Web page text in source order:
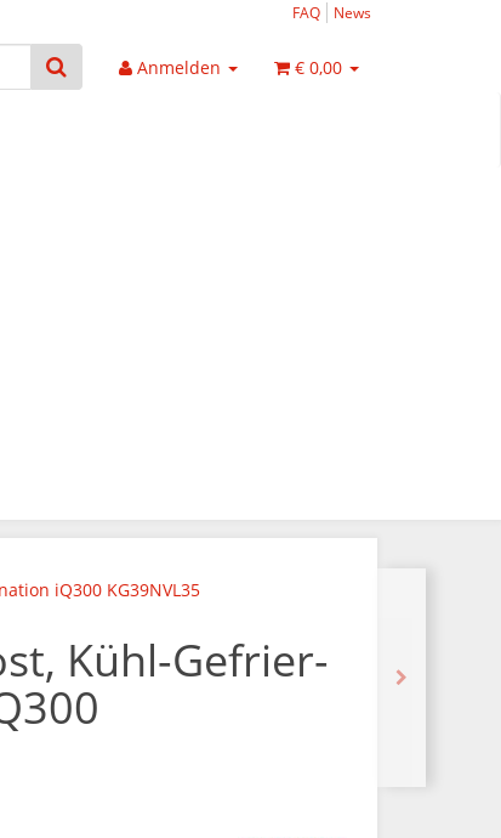
FAQ News
Anmelden € 0,00
iQ300 KG39NVL35
Kühl-Gefrier-